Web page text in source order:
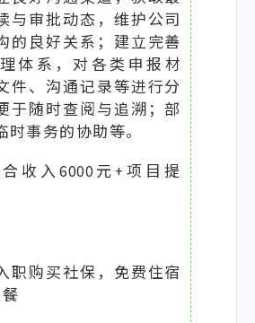
与审批动态，维护公司
的良好关系；建立完善
体系，对各类申报材
件、沟通记录等进行分
于随时查阅与追溯；部
时事务的协助等。
收入6000元+项目提
职购买社保，免费住宿